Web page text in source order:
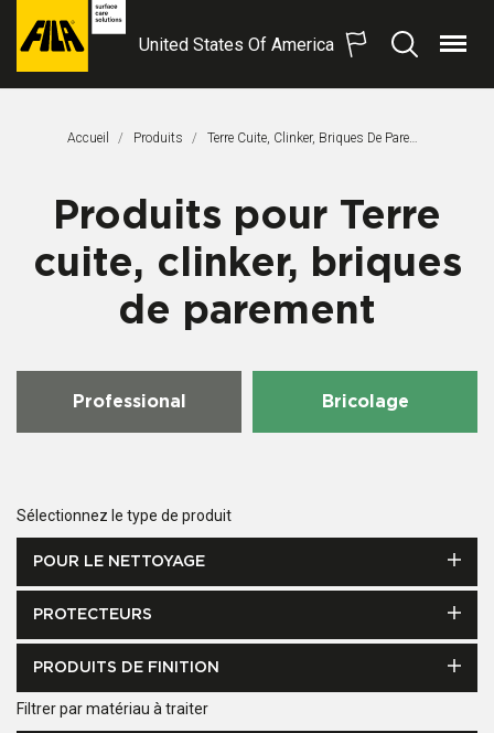
FILA
United States Of America
Recherche
Menu
Accueil Produits Terre Cuite, Clinker, Briques De Parement
Produits pour Terre
cuite, clinker, briques
de parement
Professional Bricolage
Sélectionnez le type de produit
POUR LE NETTOYAGE
PROTECTEURS
PRODUITS DE FINITION
Filtrer par matériau à traiter